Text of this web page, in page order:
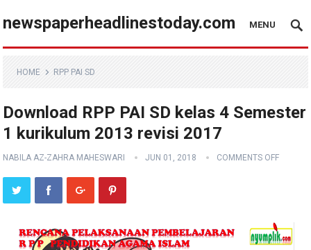
newspaperheadlinestoday.com MENU
HOME RPP PAI SD
Download RPP PAI SD kelas 4 Semester
1 kurikulum 2013 revisi 2017
NABILA AZ-ZAHRA MAHESWARI JUN 01, 2018 COMMENTS OFF